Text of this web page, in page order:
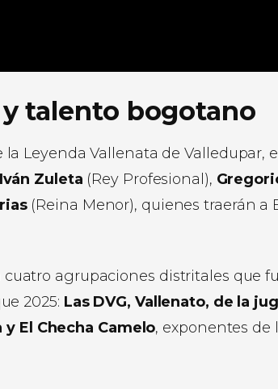
talento bogotano
Leyenda Vallenata de Valledupar,
Iván Zuleta (Rey Profesional),
(Reina Menor), quienes traerán a
agrupaciones distritales que
2025: Las DVG, Vallenato, de la
El Checha Camelo, exponentes de